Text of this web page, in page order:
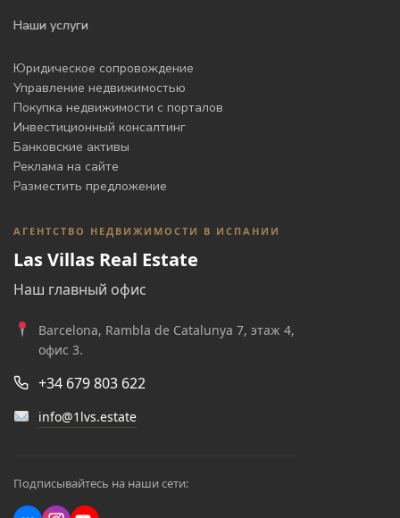
Наши услуги
Юридическое сопровождение
Управление недвижимостью
Покупка недвижимости с порталов
Инвестиционный консалтинг
Банковские активы
Реклама на сайте
Разместить предложение
АГЕНТСТВО НЕДВИЖИМОСТИ В ИСПАНИИ
Las Villas Real Estate
Наш главный офис
Barcelona, Rambla de Catalunya 7, этаж 4,
офис 3.
+34 679 803 622
info@1lvs.estate
Подписывайтесь на наши сети: